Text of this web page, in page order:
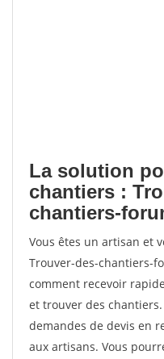
La solution
chantiers :
chantiers-
Vous êtes un artisan et
Trouver-des-chantiers-
comment recevoir
et trouver des
demandes de devis en
aux artisans. Vous